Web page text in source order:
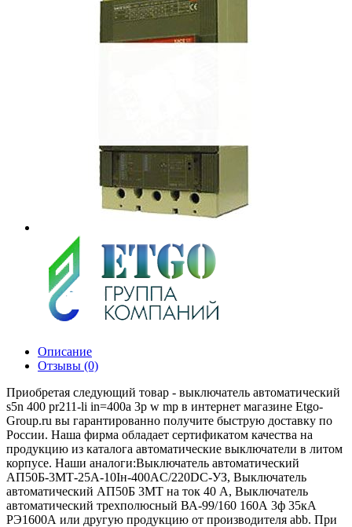
Описание
Отзывы (0)
Приобретая следующий товар - выключатель автоматический
s5n 400 pr211-li in=400a 3p w mp в интернет магазине Etgo-
Group.ru вы гарантированно получите быструю доставку по
России. Наша фирма обладает сертификатом качества на
продукцию из каталога автоматические выключатели в литом
корпусе. Наши аналоги:Выключатель автоматический
АП50Б-3МТ-25А-10Iн-400AС/220DC-УЗ, Выключатель
автоматический АП50Б 3МТ на ток 40 A, Выключатель
автоматический трехполюсный ВА-99/160 160А 3ф 35кА
РЭ1600А или другую продукцию от производителя abb. При